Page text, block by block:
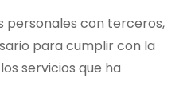
personales con terceros,
para cumplir con la
servicios que ha